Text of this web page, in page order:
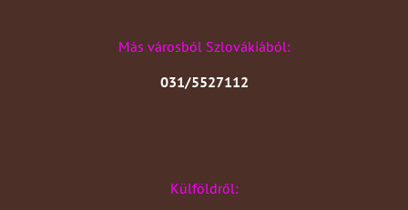
Más városból Szlovákiából:
031/5527112
Külföldről: